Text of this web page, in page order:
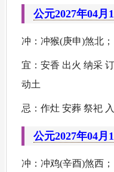
公元2027年04月
冲：冲猴(庚申)煞北
宜：安香 出火 纳采
动土
忌：作灶 安葬 祭祀
公元2027年04月
冲：冲鸡(辛酉)煞西